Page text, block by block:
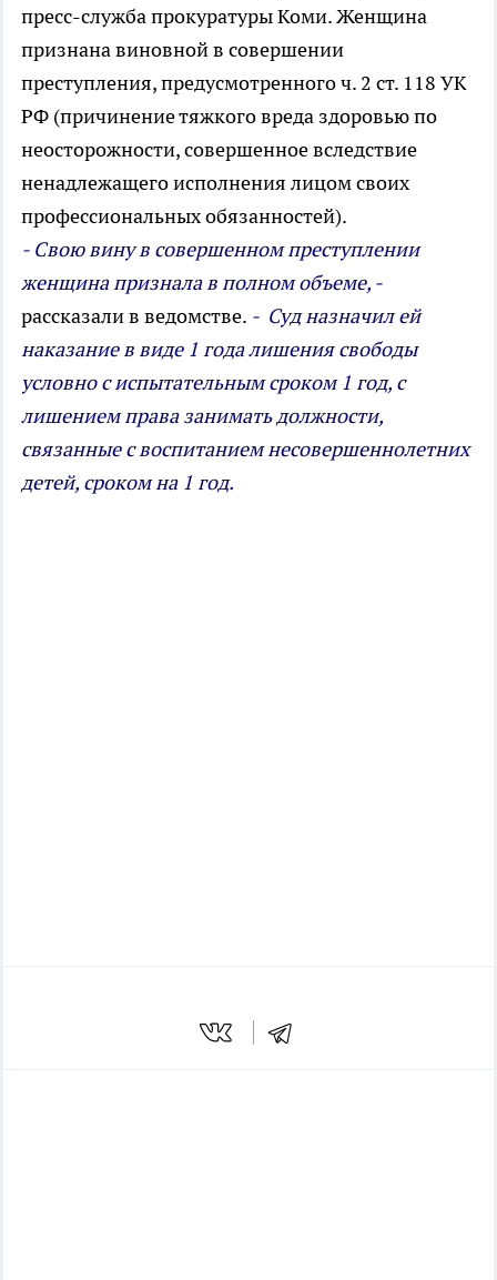
пресс-служба прокуратуры Коми. Женщина
признана виновной в совершении
преступления, предусмотренного ч. 2 ст. 118 УК
РФ (причинение тяжкого вреда здоровью по
неосторожности, совершенное вследствие
ненадлежащего исполнения лицом своих
профессиональных обязанностей).
- Свою вину в совершенном преступлении
женщина признала в полном объеме, -
рассказали в ведомстве. - Суд назначил ей
наказание в виде 1 года лишения свободы
условно с испытательным сроком 1 год, с
лишением права занимать должности,
связанные с воспитанием несовершеннолетних
детей, сроком на 1 год.